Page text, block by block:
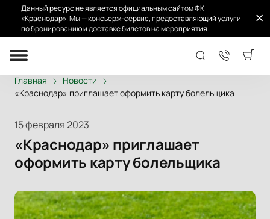
Данный ресурс не является официальным сайтом ФК
«Краснодар». Мы — консьерж-сервис, предоставляющий услуги
по бронированию и доставке билетов на мероприятия.
Главная
Новости
«Краснодар» приглашает оформить карту болельщика
15 февраля 2023
«Краснодар» приглашает
оформить карту болельщика